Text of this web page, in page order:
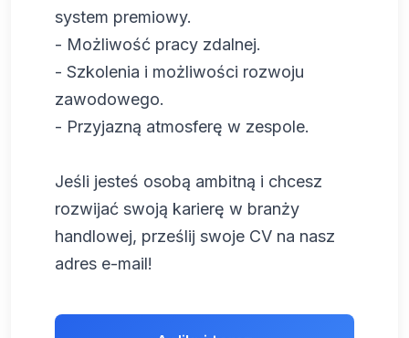
system premiowy.
- Możliwość pracy zdalnej.
- Szkolenia i możliwości rozwoju
zawodowego.
- Przyjazną atmosferę w zespole.
Jeśli jesteś osobą ambitną i chcesz
rozwijać swoją karierę w branży
handlowej, prześlij swoje CV na nasz
adres e-mail!